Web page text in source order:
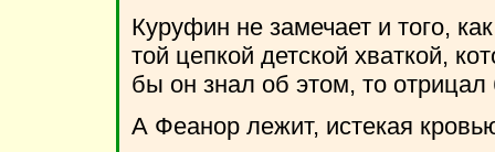
Куруфин не замечает и того,
той цепкой детской хваткой,
бы он знал об этом, то
А Феанор лежит, истекая